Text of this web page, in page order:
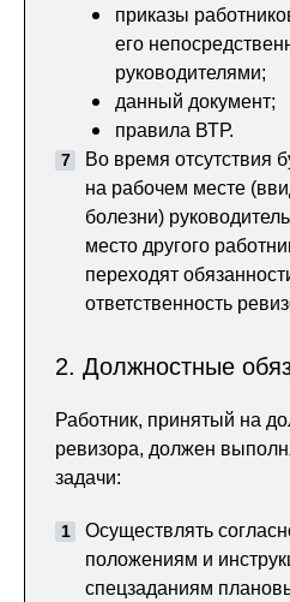
приказы
его
руководителями;
данный документ;
правила ВТР.
Во время отсутствия
на рабочем месте
болезни)
место другого
переходят
ответственность
2. Должностные
Работник, принятый на
ревизора, должен
задачи:
Осуществлять
положениям и
спецзаданиям